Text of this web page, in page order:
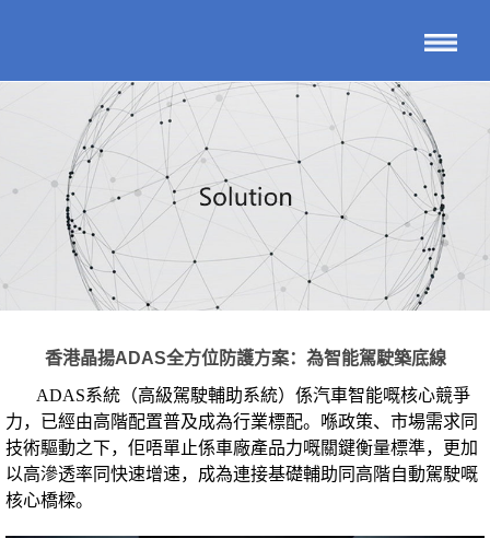
香港晶揚ADAS全方位防護方案：為智能駕駛築底線
ADAS系統（高級駕駛輔助系統）係汽車智能嘅核心競爭
力，已經由高階配置普及成為行業標配。喺政策、市場需求同
技術驅動之下，佢唔單止係車廠產品力嘅關鍵衡量標準，更加
以高滲透率同快速增速，成為連接基礎輔助同高階自動駕駛嘅
核心橋樑。